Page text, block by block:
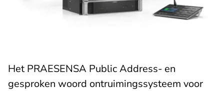
Het PRAESENSA Public Address- en
gesproken woord ontruimingssysteem voor